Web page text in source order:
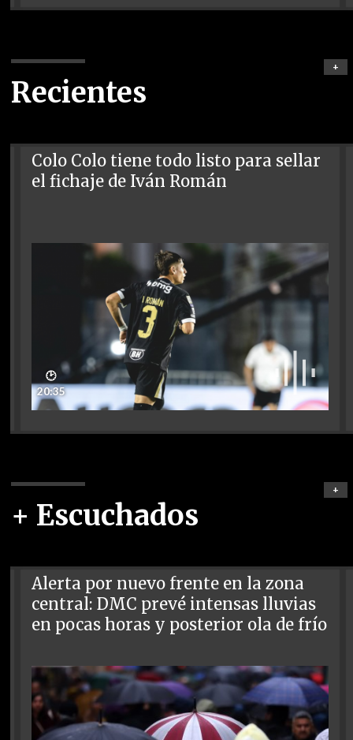
Recientes
+
Colo Colo tiene todo listo para sellar
el fichaje de Iván Román
🕑
20:35
+ Escuchados
+
Alerta por nuevo frente en la zona
central: DMC prevé intensas lluvias
en pocas horas y posterior ola de frío